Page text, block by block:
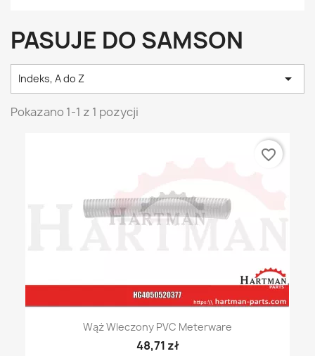
PASUJE DO SAMSON
Indeks, A do Z 
Pokazano 1-1 z 1 pozycji
Wąż Wleczony PVC Meterware
48,71 zł
favorite_border